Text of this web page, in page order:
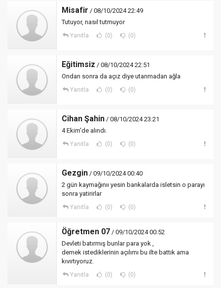
Misafir / 08/10/2024 22:49
Tutuyor, nasıl tutmuyor
Yanıtla (0) (0)
Eğitimsiz / 08/10/2024 22:51
Ondan sonra da açız diye utanmadan ağla
Yanıtla (0) (0)
Cihan Şahin / 08/10/2024 23:21
4 Ekim'de alındı.
Yanıtla (0) (0)
Gezgin / 09/10/2024 00:40
2 gün kaymağınıı yesin bankalarda isletsin o parayı
sonra yatirirlar
Yanıtla (0) (0)
Öğretmen 07 / 09/10/2024 00:52
Devleti batırmış bunlar para yok ,
demek istediklerinin açılımı bu ilte battık ama
kıvırtıyoruz.
Yanıtla (0) (0)